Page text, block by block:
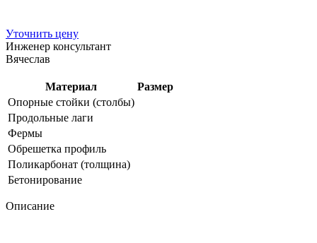
Уточнить цену
Инженер консультант
Вячеслав
Материал
Размер
Опорные стойки (столбы)
Продольные лаги
Фермы
Обрешетка профиль
Поликарбонат (толщина)
Бетонирование
Описание